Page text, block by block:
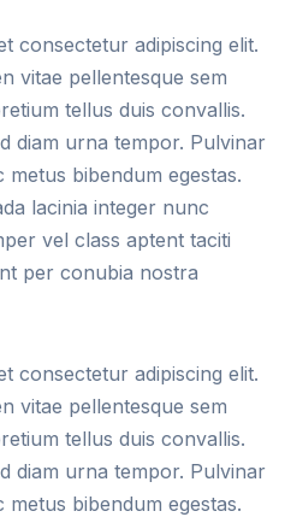
consectetur adipiscing elit.
vitae pellentesque sem
tellus duis convallis.
diam urna tempor. Pulvinar
bibendum egestas.
lacinia integer nunc
vel class aptent taciti
per conubia nostra
consectetur adipiscing elit.
vitae pellentesque sem
tellus duis convallis.
diam urna tempor. Pulvinar
bibendum egestas.